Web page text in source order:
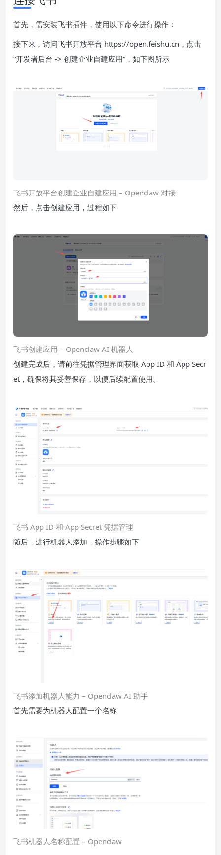
首先，需安装飞书插件，使用以下命令进行操作：
接下来，访问飞书开放平台 https://open.feishu.cn，点击
“开发者后台 -> 创建企业自建应用”，如下图所示
飞书开放平台创建企业自建应用 – Openclaw 对接
然后，点击创建应用，过程如下
飞书创建应用 – Openclaw AI 机器人
创建完成后，请前往凭据管理界面获取 App ID 和 App Secr
et，确保将其妥善保存，以便后续配置使用。
飞书 App ID 和 App Secret 凭据管理
随后，进行机器人添加，操作步骤如下
飞书添加机器人能力 – Openclaw AI 助手
首先需要为机器人配置一个名称
飞书机器人名称配置 – Openclaw